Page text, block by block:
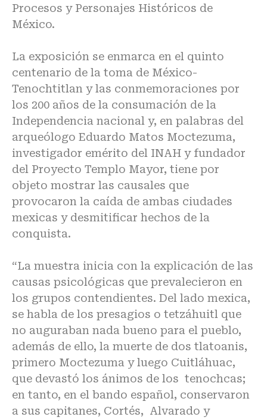
Procesos y Personajes Históricos de
México.
La exposición se enmarca en el quinto
centenario de la toma de México-
Tenochtitlan y las conmemoraciones por
los 200 años de la consumación de la
Independencia nacional y, en palabras del
arqueólogo Eduardo Matos Moctezuma,
investigador emérito del INAH y fundador
del Proyecto Templo Mayor, tiene por
objeto mostrar las causales que
provocaron la caída de ambas ciudades
mexicas y desmitificar hechos de la
conquista.
“La muestra inicia con la explicación de las
causas psicológicas que prevalecieron en
los grupos contendientes. Del lado mexica,
se habla de los presagios o tetzáhuitl que
no auguraban nada bueno para el pueblo,
además de ello, la muerte de dos tlatoanis,
primero Moctezuma y luego Cuitláhuac,
que devastó los ánimos de los tenochcas;
en tanto, en el bando español, conservaron
a sus capitanes, Cortés, Alvarado y